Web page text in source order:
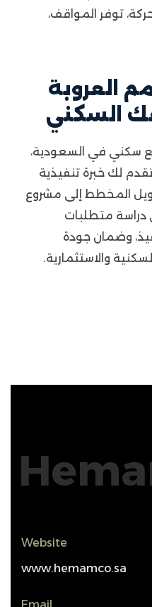
توفر المواقف،
العروبة
السكني
سكني في السعودية،
لك خبرة تنفيذية
المخطط إلى مشروع
متطلبات
وضمان جودة
والاستثمارية.
Website
www.hemamco.sa
Email